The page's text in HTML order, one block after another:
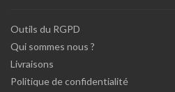
Outils du RGPD
Qui sommes nous ?
Livraisons
Politique de confidentialité